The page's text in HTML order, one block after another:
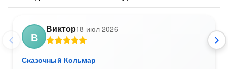
В
Виктор18 июл 2026
Сказочный Кольмар